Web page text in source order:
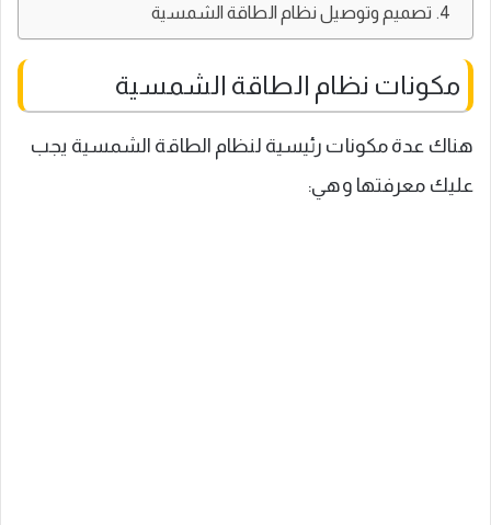
تصميم وتوصيل نظام الطاقة الشمسية
مكونات نظام الطاقة الشمسية
هناك عدة مكونات رئيسية لنظام الطاقة الشمسية يجب
عليك معرفتها وهي: